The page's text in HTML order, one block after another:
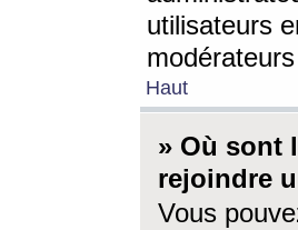
utilisateurs
Haut
» Où sont
rejoindre
Vous